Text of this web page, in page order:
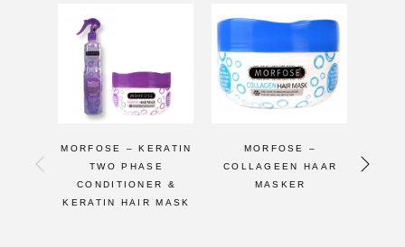
MORFOSE – KERATIN
TWO PHASE
CONDITIONER &
KERATIN HAIR MASK
MORFOSE –
COLLAGEEN HAAR
MASKER